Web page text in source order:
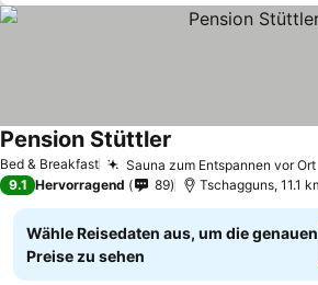
Bed & Breakfast Sauna zum Entspannen vor Ort
Pension Stüttler
9.1 Hervorragend 89
Wähle Reisedaten aus, um die genauen
Preise zu sehen